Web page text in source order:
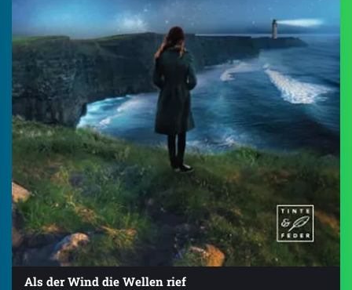
Als der Wind die Wellen rief